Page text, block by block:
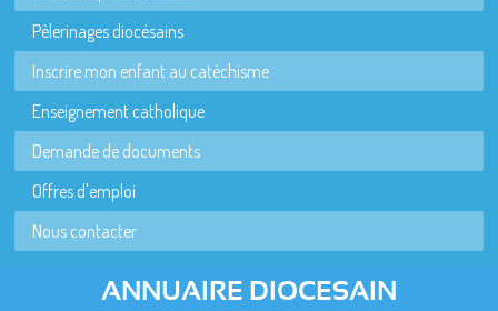
Pèlerinages diocésains
Inscrire mon enfant au catéchisme
Enseignement catholique
Demande de documents
Offres d'emploi
Nous contacter
ANNUAIRE DIOCESAIN